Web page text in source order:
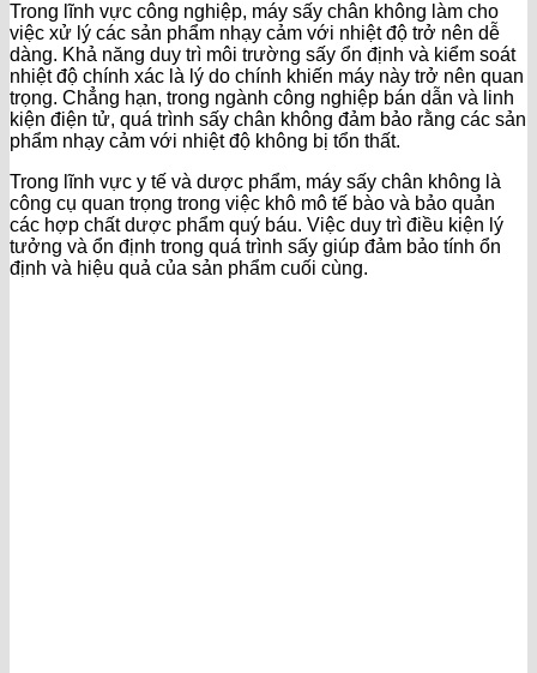
Trong lĩnh vực công nghiệp, máy sấy chân không làm cho
việc xử lý các sản phẩm nhạy cảm với nhiệt độ trở nên dễ
dàng. Khả năng duy trì môi trường sấy ổn định và kiểm soát
nhiệt độ chính xác là lý do chính khiến máy này trở nên quan
trọng. Chẳng hạn, trong ngành công nghiệp bán dẫn và linh
kiện điện tử, quá trình sấy chân không đảm bảo rằng các sản
phẩm nhạy cảm với nhiệt độ không bị tổn thất.
Trong lĩnh vực y tế và dược phẩm, máy sấy chân không là
công cụ quan trọng trong việc khô mô tế bào và bảo quản
các hợp chất dược phẩm quý báu. Việc duy trì điều kiện lý
tưởng và ổn định trong quá trình sấy giúp đảm bảo tính ổn
định và hiệu quả của sản phẩm cuối cùng.